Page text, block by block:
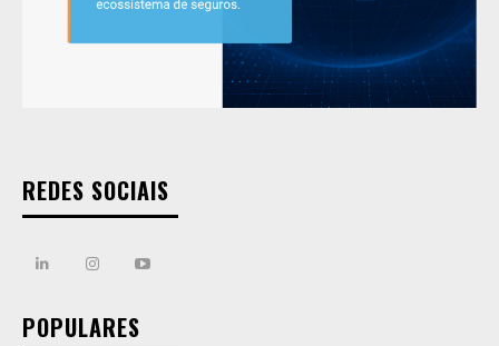
REDES SOCIAIS
POPULARES